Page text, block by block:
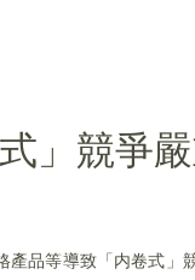
」競爭
品等導致「内卷式